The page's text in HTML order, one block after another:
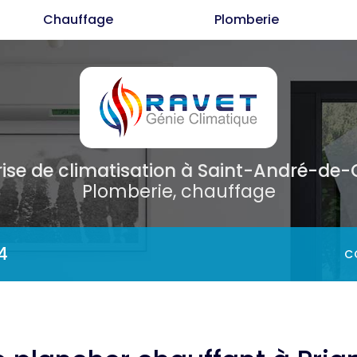
Chauffage Plomberie
de climatisation à Saint-André-de-
Plomberie, chauffage